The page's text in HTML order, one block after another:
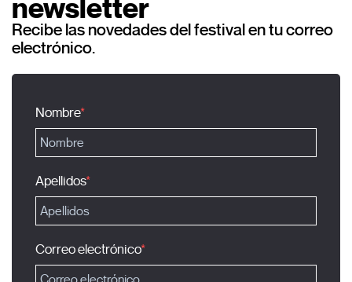
newsletter
Recibe las novedades del festival en tu correo
electrónico.
Nombre
Apellidos
Correo electrónico